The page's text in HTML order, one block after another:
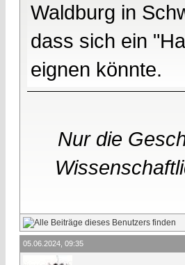
Waldburg in
dass sich ein
eignen könnte.
Nur die
05.06.2024, 09:35